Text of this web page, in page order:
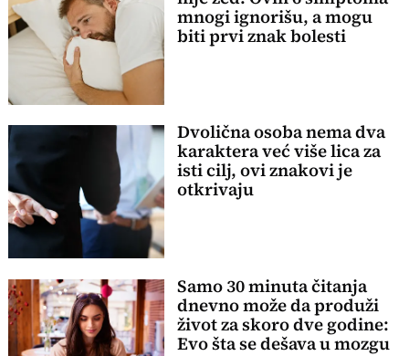
mnogi ignorišu, a mogu
biti prvi znak bolesti
Dvolična osoba nema dva
karaktera već više lica za
isti cilj, ovi znakovi je
otkrivaju
Samo 30 minuta čitanja
dnevno može da produži
život za skoro dve godine:
Evo šta se dešava u mozgu